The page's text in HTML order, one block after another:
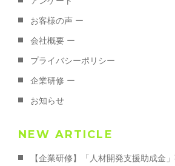
お客様の声 ー
会社概要 ー
プライバシーポリシー
企業研修 ー
お知らせ
NEW ARTICLE
【企業研修】「人材開発支援助成金